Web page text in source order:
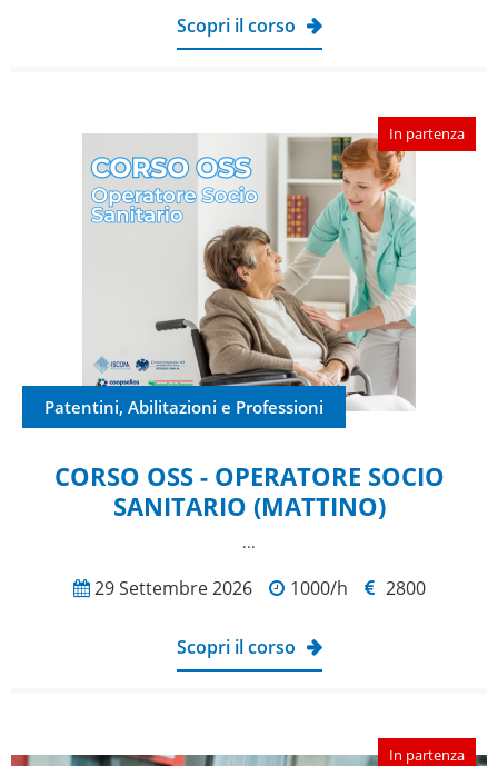
Scopri il corso
In partenza
Patentini, Abilitazioni e Professioni
CORSO OSS - OPERATORE SOCIO
SANITARIO (MATTINO)
...
29 Settembre 2026 1000/h 2800
Scopri il corso
In partenza